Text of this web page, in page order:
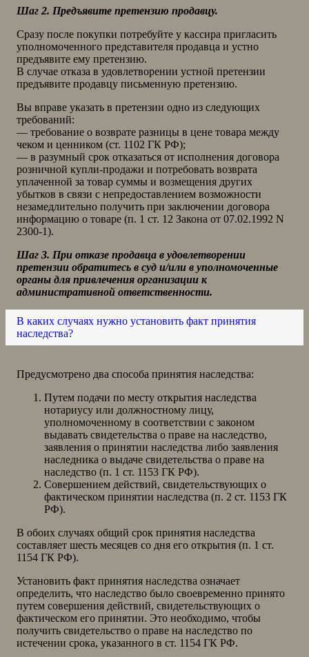
Шаг 2. Предъявите претензию продавцу.
Сразу после покупки потребуйте у кассира пригласить
уполномоченного представителя продавца и устно
предъявите ему претензию.
В случае отказа в удовлетворении устной претензии
предъявите продавцу письменную претензию.
Вы вправе указать в претензии одно из следующих
требований:
— требование о возврате разницы в цене товара между
чеком и ценником (ст. 1102 ГК РФ);
— в разумный срок отказаться от исполнения договора
розничной купли-продажи и потребовать возврата
уплаченной за товар суммы и возмещения других
убытков в связи с непредоставлением возможности
незамедлительно получить при заключении договора
информацию о товаре (п. 1 ст. 12 Закона от 07.02.1992 N
2300-1).
Шаг 3. При отказе продавца в удовлетворении
претензии обратитесь в суд и/или в уполномоченные
органы для привлечения организации к
административной ответственности.
В каких случаях нужно установить факт принятия
наследства?
Предусмотрено два способа принятия наследства:
Путем подачи по месту открытия наследства
нотариусу или должностному лицу,
уполномоченному в соответствии с законом
выдавать свидетельства о праве на наследство,
заявления о принятии наследства либо заявления
наследника о выдаче свидетельства о праве на
наследство (п. 1 ст. 1153 ГК РФ).
Совершением действий, свидетельствующих о
фактическом принятии наследства (п. 2 ст. 1153 ГК
РФ).
В обоих случаях общий срок принятия наследства
составляет шесть месяцев со дня его открытия (п. 1 ст.
1154 ГК РФ).
Установить факт принятия наследства означает
определить, что наследство было своевременно принято
путем совершения действий, свидетельствующих о
фактическом его принятии. Это необходимо, чтобы
получить свидетельство о праве на наследство по
истечении срока, указанного в ст. 1154 ГК РФ.